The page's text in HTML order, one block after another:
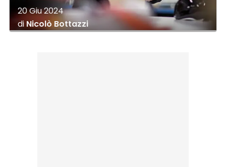
20 Giu 2024
diNicolò Bottazzi